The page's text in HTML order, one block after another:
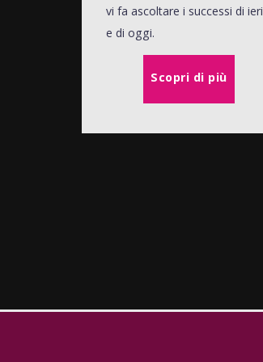
vi fa ascoltare i successi di ieri
e di oggi.
Scopri di più